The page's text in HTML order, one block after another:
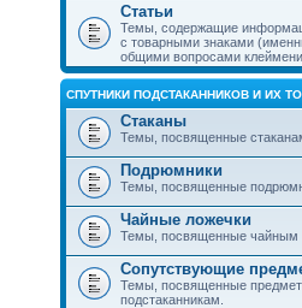
Статьи
Темы, содержащие
с товарными знаками
общими вопросами
СПУТНИКИ ПОДСТАКАННИКОВ И ИХ
Стаканы
Темы, посвященные
Подрюмники
Темы, посвященные
Чайные ложечки
Темы, посвященные чайным
Сопутствующие
Темы, посвященные
подстаканникам.